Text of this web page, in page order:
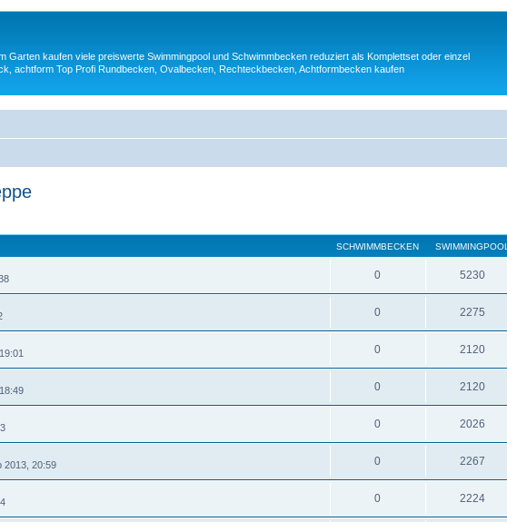
Garten kaufen viele preiswerte Swimmingpool und Schwimmbecken reduziert als Komplettset oder einzel
achtform Top Profi Rundbecken, Ovalbecken, Rechteckbecken, Achtformbecken kaufen
SCHWIMMBECKEN SWIMMINGPOOL
0 5230
0 2275
0 2120
0 2120
0 2026
2013, 20:59 0 2267
0 2224